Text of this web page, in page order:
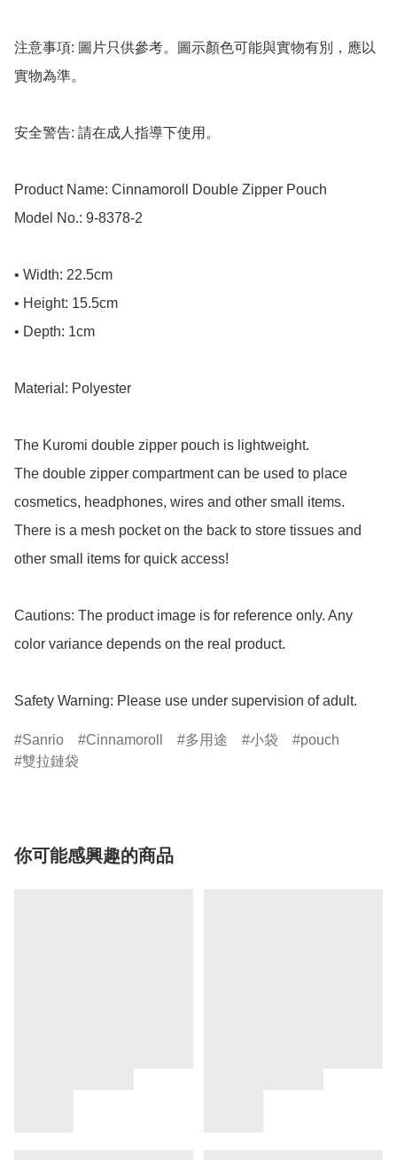
注意事項: 圖片只供參考。圖示顏色可能與實物有別，應以
實物為準。
安全警告: 請在成人指導下使用。
Product Name: Cinnamoroll Double Zipper Pouch
Model No.: 9-8378-2
• Width: 22.5cm
• Height: 15.5cm
• Depth: 1cm
Material: Polyester
The Kuromi double zipper pouch is lightweight.
The double zipper compartment can be used to place
cosmetics, headphones, wires and other small items.
There is a mesh pocket on the back to store tissues and
other small items for quick access!
Cautions: The product image is for reference only. Any
color variance depends on the real product.
Safety Warning: Please use under supervision of adult.
Sanrio Cinnamoroll 多用途 小袋
pouch
雙拉鏈袋
你可能感興趣的商品